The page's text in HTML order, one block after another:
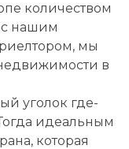
количеством
с нашим
мы
в
уголок где-
идеальным
которая